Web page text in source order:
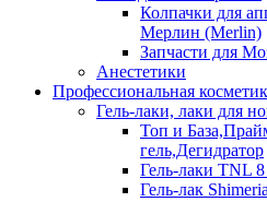
Колпачки для
Мерлин (Merlin)
Запчасти для
Анестетики
Профессиональная
Гель-лаки, лаки для
Топ и
гель,Дегидратор
Гель-лаки TNL
Гель-лак Shimeria